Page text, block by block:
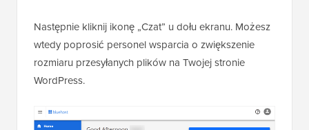
Następnie kliknij ikonę „Czat” u dołu ekranu. Możesz
wtedy poprosić personel wsparcia o zwiększenie
rozmiaru przesyłanych plików na Twojej stronie
WordPress.